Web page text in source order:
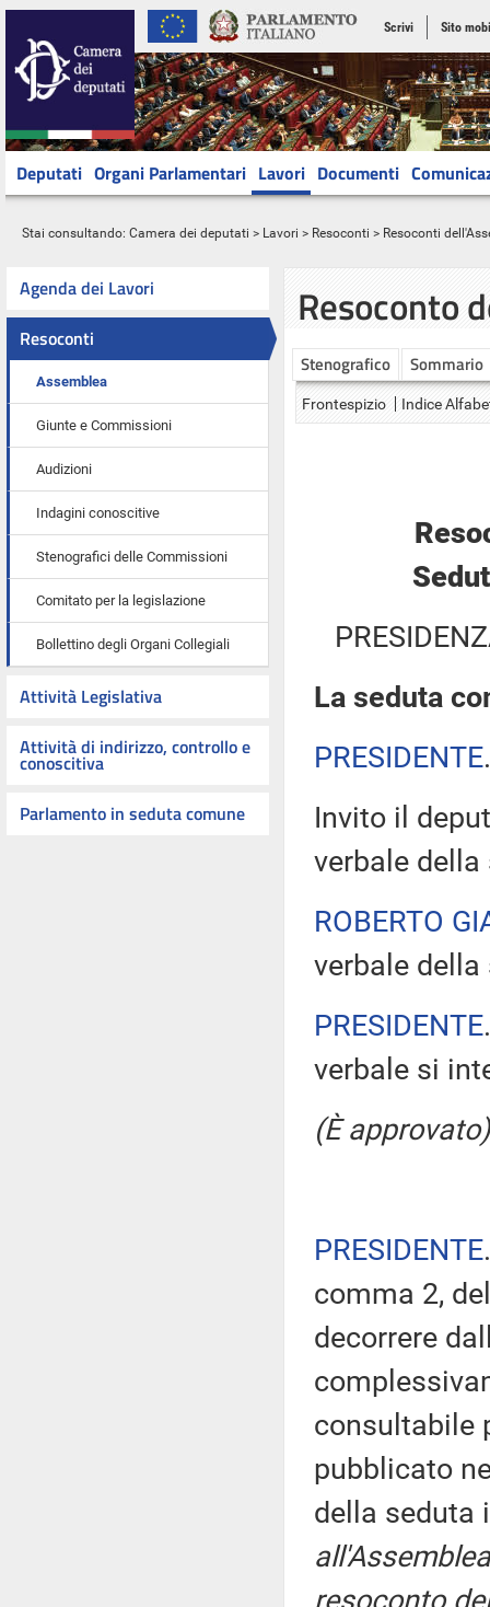
Scrivi Sito
Deputati Organi Parlamentari Lavori Documenti
Stai consultando: Camera dei deputati > Lavori > Resoconti > Resoconti
Agenda dei Lavori
Resoconti
Assemblea
Giunte e Commissioni
Audizioni
Indagini conoscitive
Stenografici delle Commissioni
Comitato per la legislazione
Bollettino degli Organi Collegiali
Attività Legislativa
Attività di indirizzo, controllo e
conoscitiva
Parlamento in seduta comune
Resoconto
Stenografico Sommario
Frontespizio Indice
La seduta
PRESIDENTE
Invito il
verbale della
ROBERTO
verbale
PRESIDENTE
verbale si
(È approvato)
PRESIDENTE
comma 2,
decorrere
consultabile
pubblicato
della seduta